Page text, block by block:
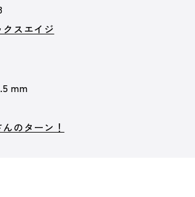
クスエイジ
mm
のターン！